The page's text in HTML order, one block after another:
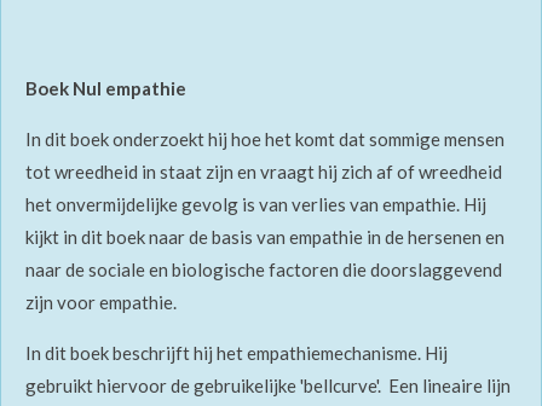
Boek Nul empathie
In dit boek onderzoekt hij hoe het komt dat sommige mensen
tot wreedheid in staat zijn en vraagt hij zich af of wreedheid
het onvermijdelijke gevolg is van verlies van empathie. Hij
kijkt in dit boek naar de basis van empathie in de hersenen en
naar de sociale en biologische factoren die doorslaggevend
zijn voor empathie.
In dit boek beschrijft hij het empathiemechanisme. Hij
gebruikt hiervoor de gebruikelijke 'bellcurve'. Een lineaire lijn